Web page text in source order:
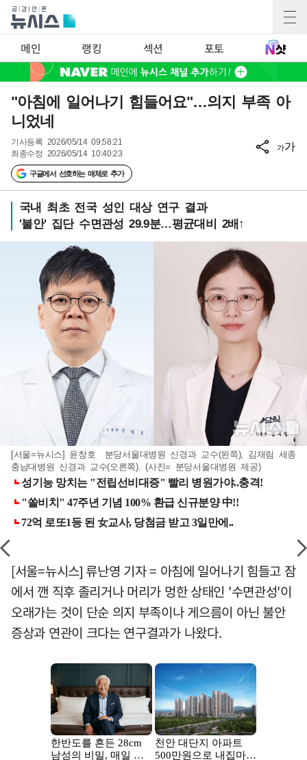
메인 랭킹 섹션 포토
"아침에 일어나기 힘들어요"…의지 부족 아
니었네
기사등록 2026/05/14 09:58:21
최종수정 2026/05/14 10:40:23
구글에서 선호하는 매체로 추가
가가
국내 최초 전국 성인 대상 연구 결과
'불안' 집단 수면관성 29.9분…평균대비 2배↑
[서울=뉴시스] 윤창호 분당서울대병원 신경과 교수(왼쪽), 김재림 세종
충남대병원 신경과 교수(오른쪽). (사진= 분당서울대병원 제공)
[서울=뉴시스] 류난영 기자 = 아침에 일어나기 힘들고 잠
에서 깬 직후 졸리거나 머리가 멍한 상태인 '수면관성'이
오래가는 것이 단순 의지 부족이나 게으름이 아닌 불안
증상과 연관이 크다는 연구결과가 나왔다.